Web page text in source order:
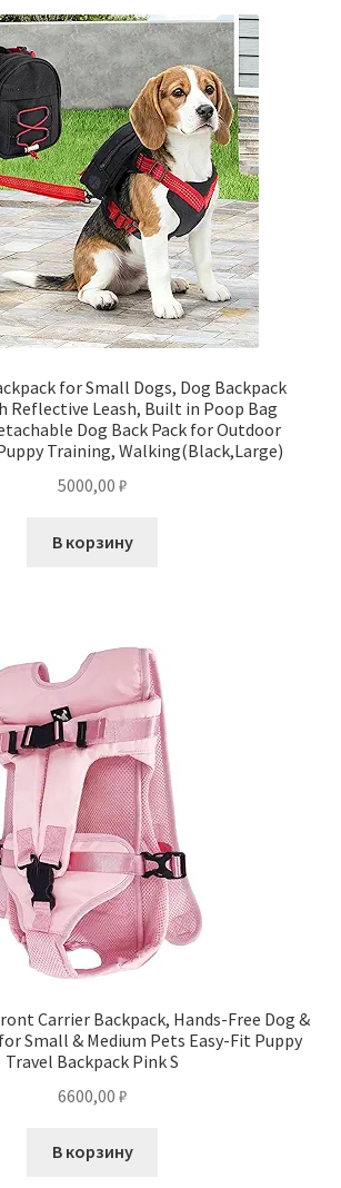
for Small Dogs, Dog Backpack
Reflective Leash, Built in Poop Bag
Dog Back Pack for Outdoor
Training, Walking(Black,Large)
5000,00 ₽
В корзину
Carrier Backpack, Hands-Free Dog &
Small & Medium Pets Easy-Fit Puppy
Travel Backpack Pink S
6600,00 ₽
В корзину